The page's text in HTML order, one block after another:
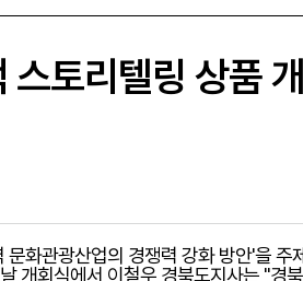
토리텔링 상품
화관광산업의 경쟁력 강화 방안'을 주
개회식에서 이철우 경북도지사는 "경